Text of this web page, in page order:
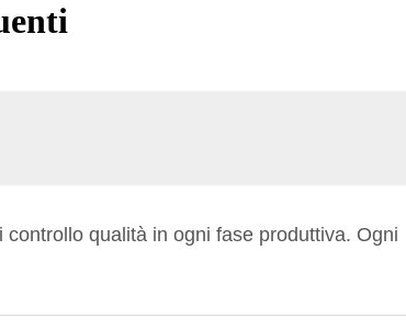
qualità in ogni fase produttiva. Ogni